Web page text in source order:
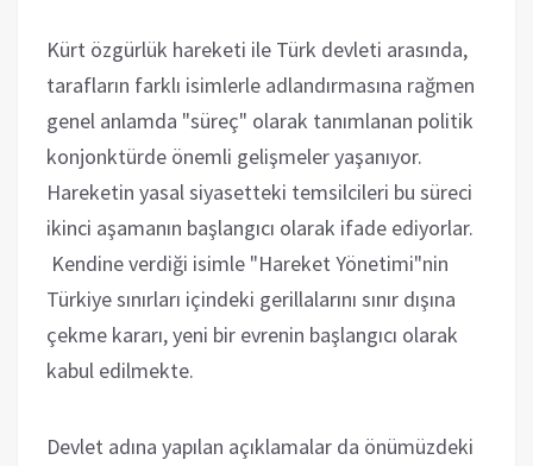
Kürt özgürlük hareketi ile Türk devleti arasında,
tarafların farklı isimlerle adlandırmasına rağmen
genel anlamda "süreç" olarak tanımlanan politik
konjonktürde önemli gelişmeler yaşanıyor.
Hareketin yasal siyasetteki temsilcileri bu süreci
ikinci aşamanın başlangıcı olarak ifade ediyorlar.
Kendine verdiği isimle "Hareket Yönetimi"nin
Türkiye sınırları içindeki gerillalarını sınır dışına
çekme kararı, yeni bir evrenin başlangıcı olarak
kabul edilmekte.
Devlet adına yapılan açıklamalar da önümüzdeki